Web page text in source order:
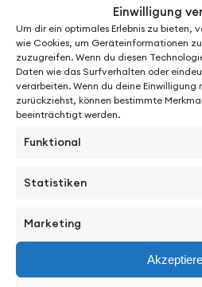
Einwilligung
Um dir ein optimales Erlebnis zu bieten,
wie Cookies, um Geräteinformationen
zuzugreifen. Wenn du diesen
Daten wie das Surfverhalten oder
verarbeiten. Wenn du deine Einwilligung
zurückziehst, können bestimmte
beeinträchtigt werden.
Funktional
Statistiken
Marketing
Momenten festgehalten haben.
den Dreharbeiten und sind happy